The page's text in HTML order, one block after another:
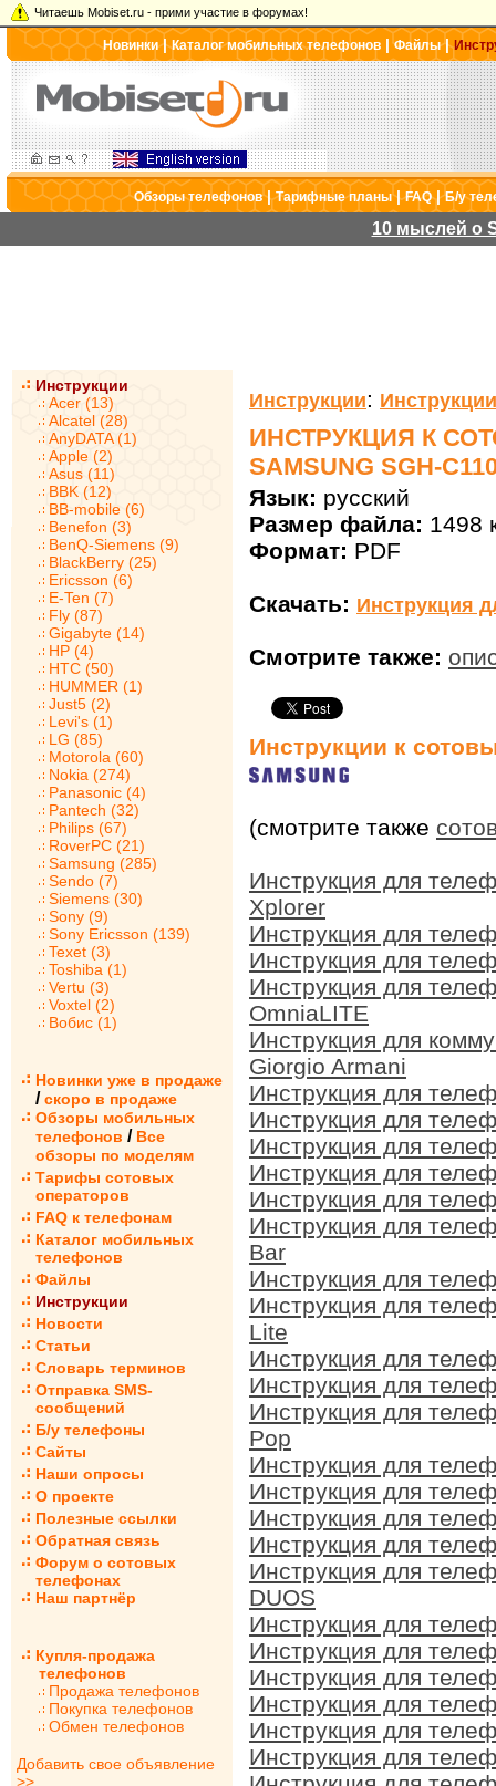
Читаешь Mobiset.ru - прими участие в форумах!
Новинки|Каталог мобильных телефонов |Файлы|
Обзоры телефонов|Тарифные планы|FAQ|Б/у
10 мыслей о
Инструкции
Acer (13)
Alcatel (28)
AnyDATA (1)
Apple (2)
Asus (11)
BBK (12)
BB-mobile (6)
Benefon (3)
BenQ-Siemens (9)
BlackBerry (25)
Ericsson (6)
E-Ten (7)
Fly (87)
Gigabyte (14)
HP (4)
HTC (50)
HUMMER (1)
Just5 (2)
Levi's (1)
LG (85)
Motorola (60)
Nokia (274)
Panasonic (4)
Pantech (32)
Philips (67)
RoverPC (21)
Samsung (285)
Sendo (7)
Siemens (30)
Sony (9)
Sony Ericsson (139)
Texet (3)
Toshiba (1)
Vertu (3)
Voxtel (2)
Вобис (1)
Новинки уже в продаже
/ скоро в продаже
Обзоры мобильных
телефонов / Все
обзоры по моделям
Тарифы сотовых
операторов
FAQ к телефонам
Каталог мобильных
телефонов
Файлы
Инструкции
Новости
Статьи
Словарь терминов
Отправка SMS-
сообщений
Б/у телефоны
Сайты
Наши опросы
О проекте
Полезные ссылки
Обратная связь
Форум о сотовых
телефонах
Наш партнёр
Купля-продажа
телефонов
Продажа телефонов
Покупка телефонов
Обмен телефонов
Добавить свое объявление
>>
Инструкции:
ИНСТРУКЦИЯ К
SAMSUNG SGH-
Язык: русский
Размер файла: 1498
Формат: PDF
Скачать: Инструкция
Смотрите также:
Инструкции к
(смотрите также
Инструкция для
Xplorer
Инструкция для
Инструкция для
Инструкция для
OmniaLITE
Инструкция для
Giorgio Armani
Инструкция для
Инструкция для
Инструкция для
Инструкция для
Инструкция для
Инструкция для
Bar
Инструкция для
Инструкция для
Lite
Инструкция для
Инструкция для
Инструкция для
Pop
Инструкция для
Инструкция для
Инструкция для
Инструкция для
Инструкция для
DUOS
Инструкция для
Инструкция для
Инструкция для
Инструкция для
Инструкция для
Инструкция для